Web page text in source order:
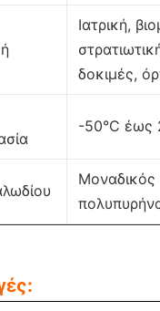
Ιατρική,
δοκιμές,
-50°C έως
Μοναδικός